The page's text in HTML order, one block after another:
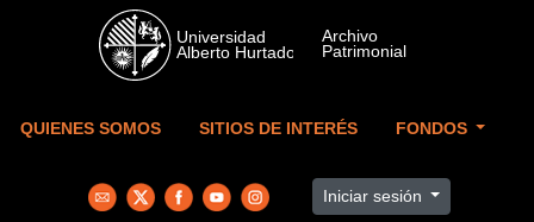
Skip to main content
QUIENES SOMOS SITIOS DE INTERÉS FONDOS
Iniciar sesión